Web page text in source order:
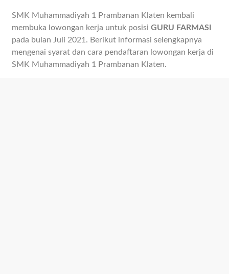
SMK Muhammadiyah 1 Prambanan Klaten kembali
membuka lowongan kerja untuk posisiGURU FARMASI
pada bulan Juli 2021. Berikut informasi selengkapnya
mengenai syarat dan cara pendaftaran lowongan kerja di
SMK Muhammadiyah 1 Prambanan Klaten.